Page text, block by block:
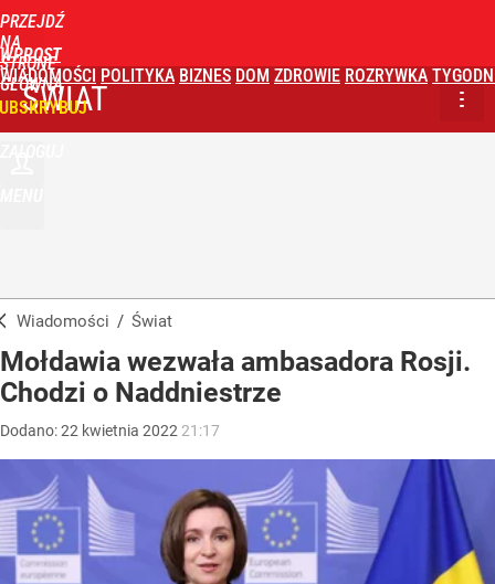
PRZEJDŹ
NA
STRONĘ
GŁÓWNĄ
WPROST
WIADOMOŚCI POLITYKA BIZNES DOM ZDROWIE ROZRYWKA
ŚWIAT
Wiadomości / Świat
Mołdawia wezwała ambasadora Rosji.
Chodzi o Naddniestrze
Dodano:22 kwietnia 2022 21:17